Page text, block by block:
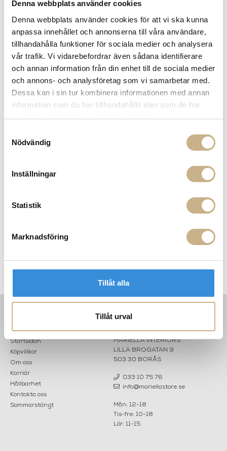
Denna webbplats använder cookies
Denna webbplats använder cookies för att vi ska kunna
anpassa innehållet och annonserna till våra användare,
tillhandahålla funktioner för sociala medier och analysera
vår trafik. Vi vidarebefordrar även sådana identifierare
och annan information från din enhet till de sociala medier
och annons- och analysföretag som vi samarbetar med.
Dessa kan i sin tur kombinera informationen med annan
information som du har tillhandahållit eller som de har
samlat in när du har använt deras tjänster.
Nödvändig
Inställningar
Statistik
Marknadsföring
Tillåt alla
Tillåt urval
Hämta i butik
FRÅGA OSS OM PRODUKTEN
SPECIFIKATIONER
Startsidan
Köpvillkor
Om oss
Karriär
Hållbarhet
Kontakta oss
Sommarstängt
MARIELLA INTERIORS
LILLA BROGATAN 9
503 30 BORÅS
033 10 75 76
info@mariellastore.se
Mån: 12-18
Tis-fre: 10-18
Lör: 11-15